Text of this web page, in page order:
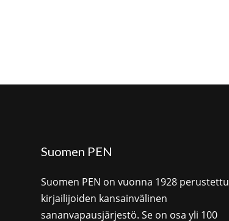
Suomen PEN
Suomen PEN on vuonna 1928 perustettu
kirjailijoiden kansainvälinen
sananvapausjärjestö. Se on osa yli 100